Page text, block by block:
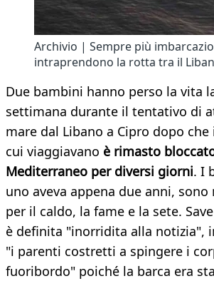
Archivio | Sempre più
intraprendono la rotta tra il
Due bambini hanno perso la vita
settimana durante il tentativo di
mare dal Libano a Cipro dopo
cui viaggiavano è rimasto
Mediterraneo per diversi giorni. I
uno aveva appena due anni,
per il caldo, la fame e la sete.
è definita "inorridita alla notizia",
"i parenti costretti a spingere i
fuoribordo" poiché la barca era